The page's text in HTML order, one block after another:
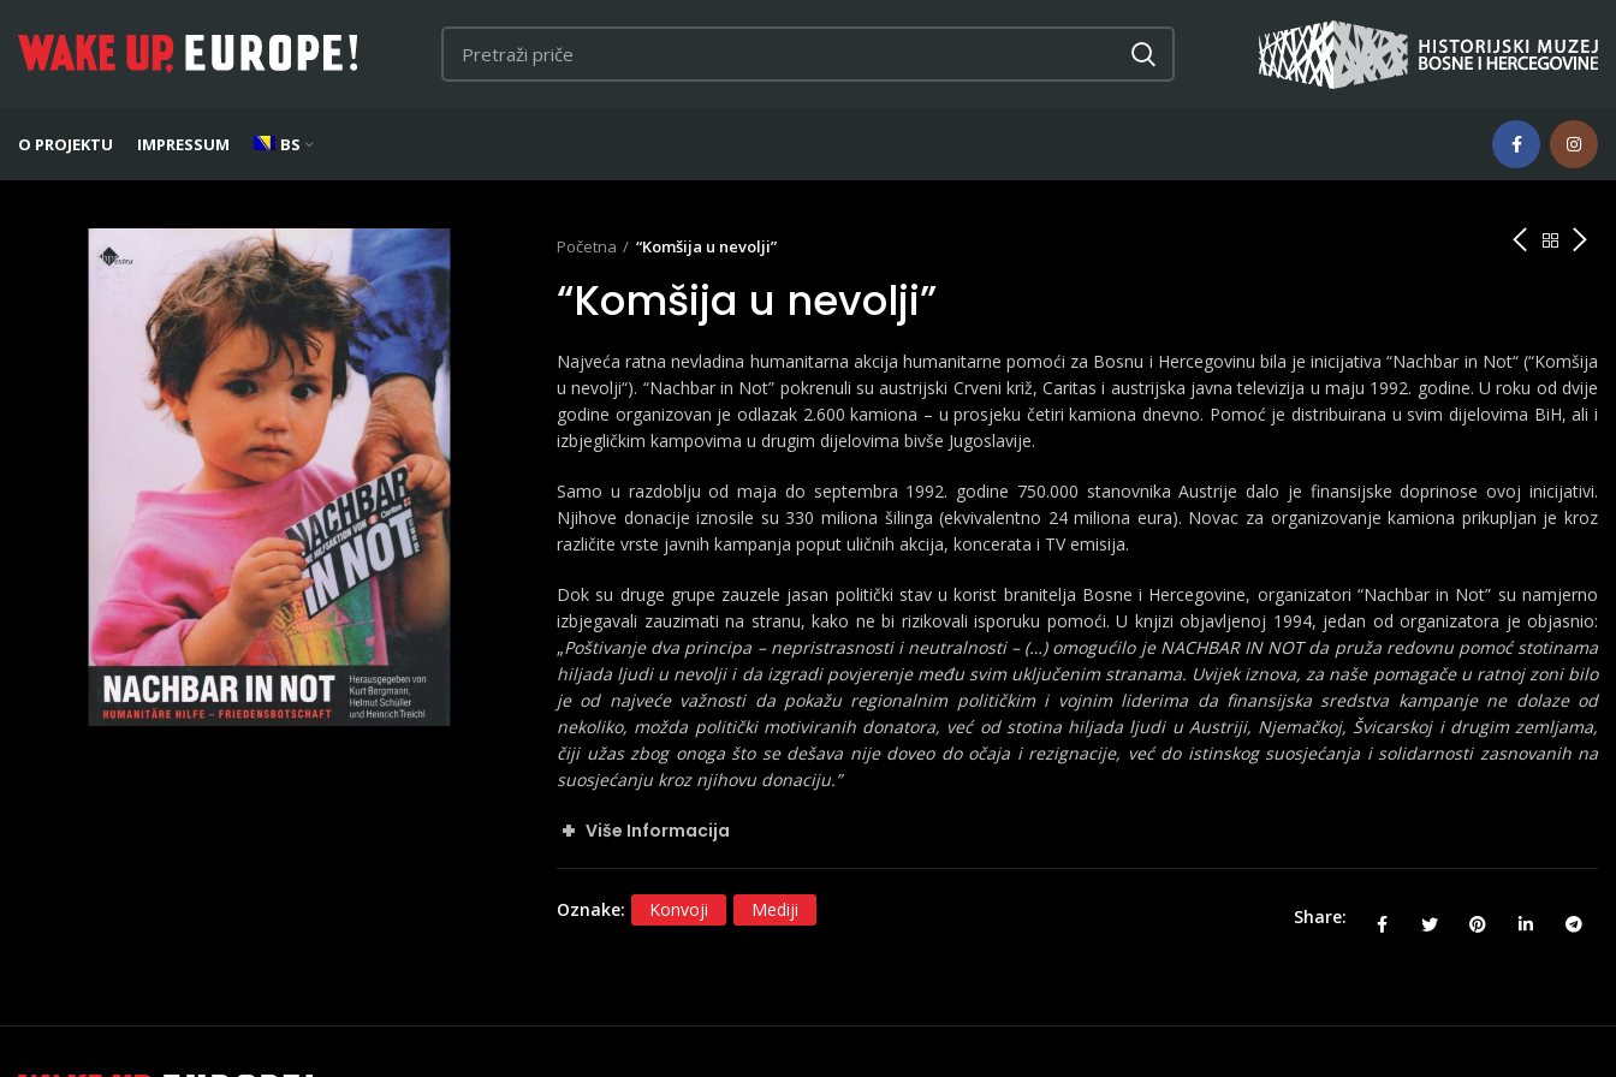
O PROJEKTU IMPRESSUM BS
Početna “Komšija u nevolji”
“Komšija u nevolji”
Najveća ratna nevladina humanitarna akcija humanitarne pomoći za Bosnu i Hercegovinu bila je inicijativa “Nachbar in Not“ (“Komšija
u nevolji“). “Nachbar in Not” pokrenuli su austrijski Crveni križ, Caritas i austrijska javna televizija u maju 1992. godine. U roku od dvije
godine organizovan je odlazak 2.600 kamiona – u prosjeku četiri kamiona dnevno. Pomoć je distribuirana u svim dijelovima BiH, ali i
izbjegličkim kampovima u drugim dijelovima bivše Jugoslavije.
Samo u razdoblju od maja do septembra 1992. godine 750.000 stanovnika Austrije dalo je finansijske doprinose ovoj inicijativi.
Njihove donacije iznosile su 330 miliona šilinga (ekvivalentno 24 miliona eura). Novac za organizovanje kamiona prikupljan je kroz
različite vrste javnih kampanja poput uličnih akcija, koncerata i TV emisija.
Dok su druge grupe zauzele jasan politički stav u korist branitelja Bosne i Hercegovine, organizatori “Nachbar in Not” su namjerno
izbjegavali zauzimati na stranu, kako ne bi rizikovali isporuku pomoći. U knjizi objavljenoj 1994, jedan od organizatora je objasnio:
„Poštivanje dva principa – nepristrasnosti i neutralnosti – (…) omogućilo je NACHBAR IN NOT da pruža redovnu pomoć stotinama
hiljada ljudi u nevolji i da izgradi povjerenje među svim uključenim stranama. Uvijek iznova, za naše pomagače u ratnoj zoni bilo
je od najveće važnosti da pokažu regionalnim političkim i vojnim liderima da finansijska sredstva kampanje ne dolaze od
nekoliko, možda politički motiviranih donatora, već od stotina hiljada ljudi u Austriji, Njemačkoj, Švicarskoj i drugim zemljama,
čiji užas zbog onoga što se dešava nije doveo do očaja i rezignacije, već do istinskog suosjećanja i solidarnosti zasnovanih na
suosjećanju kroz njihovu donaciju.”
Više Informacija
Oznake: Konvoji Mediji Share